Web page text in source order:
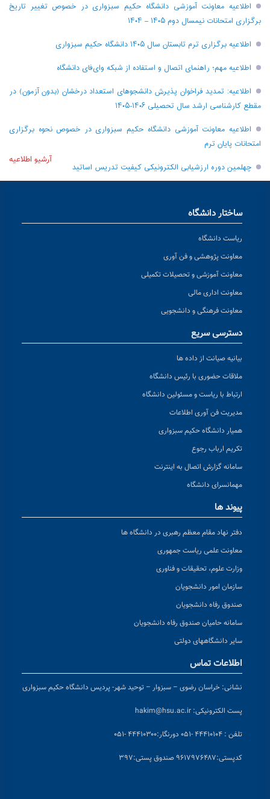
اطلاعیه معاونت آموزشی دانشگاه حکیم سبزواری در خصوص تغییر تاریخ
برگزاری امتحانات نیمسال دوم ۱۴۰۵ – ۱۴۰۴
اطلاعیه برگزاری ترم تابستان سال ۱۴۰۵ دانشگاه حکیم سبزواری
اطلاعیه مهم؛ راهنمای اتصال و استفاده از شبکه وای‌فای دانشگاه
اطلاعیه: تمدید فراخوان پذیرش دانشجو‌های استعداد درخشان (بدون آزمون) در
مقطع کارشناسی ارشد سال تحصیلی ۱۴۰۶-۱۴۰۵
اطلاعیه معاونت آموزشی دانشگاه حکیم سبزواری در خصوص نحوه برگزاری
امتحانات پایان ترم
چهلمین دوره ارزشیابی الکترونیکی کیفیت تدریس اساتید
آرشیو اطلاعیه
ساختار دانشگاه
ریاست دانشگاه
معاونت پژوهشی و فن آوری
معاونت آموزشی و تحصیلات تکمیلی
معاونت اداری مالی
معاونت فرهنگی و دانشجویی
دسترسی سریع
بیانیه صیانت از داده ها
ملاقات حضوری با رئیس دانشگاه
ارتباط با ریاست و مسئولین دانشگاه
مدیریت فن آوری اطلاعات
همیار دانشگاه حکیم سبزواری
تکریم ارباب رجوع
سامانه گزارش اتصال به اینترنت
مهمانسرای دانشگاه
پیوند ها
دفتر نهاد مقام معظم رهبری در دانشگاه ها
معاونت علمی ریاست جمهوری
وزارت علوم، تحقیقات و فناوری
سازمان امور دانشجویان
صندوق رفاه دانشجویان
سامانه حامیان صندوق رفاه دانشجویان
سایر دانشگاههای دولتی
اطلاعات تماس
نشانی: خراسان رضوی – سبزوار – توحید شهر- پردیس دانشگاه حکیم سبزواری
پست الکترونیکی: hakim@hsu.ac.ir
تلفن : ۴۴۴۱۰۱۰۴ -۰۵۱ دورنگار:۴۴۴۱۰۳۰۰ -۰۵۱
کدپستی:۹۶۱۷۹۷۶۴۸۷ صندوق پستی:۳۹۷